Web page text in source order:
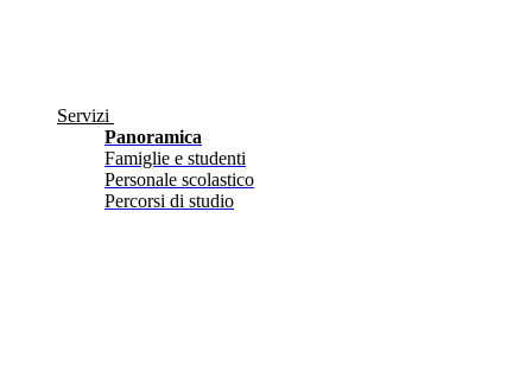
Servizi
Panoramica
Famiglie e studenti
Personale scolastico
Percorsi di studio